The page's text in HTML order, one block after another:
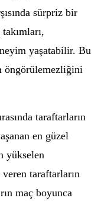
sürpriz bir
yaşatabilir. Bu
öngörülemezliğini
taraftarların
en güzel
yükselen
veren taraftarların
maç boyunca